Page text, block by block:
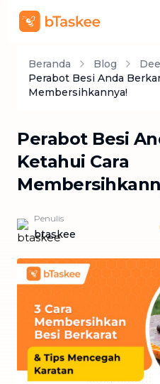
Beranda Blog
Perabot Besi Anda
Membersihkannya!
Perabot Besi
Ketahui Cara
Penulis
btaskee